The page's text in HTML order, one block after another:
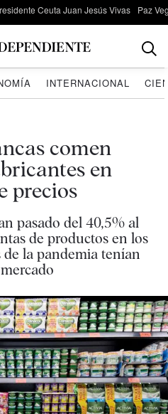
Ceuta Juan Jesús Vivas Paz
INTERNACIONAL
comen
en
precios
pasado del 40,5% al
de productos en los
la pandemia tenían